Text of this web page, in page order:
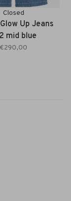
Closed
Up Jeans
mid blue
€290,00